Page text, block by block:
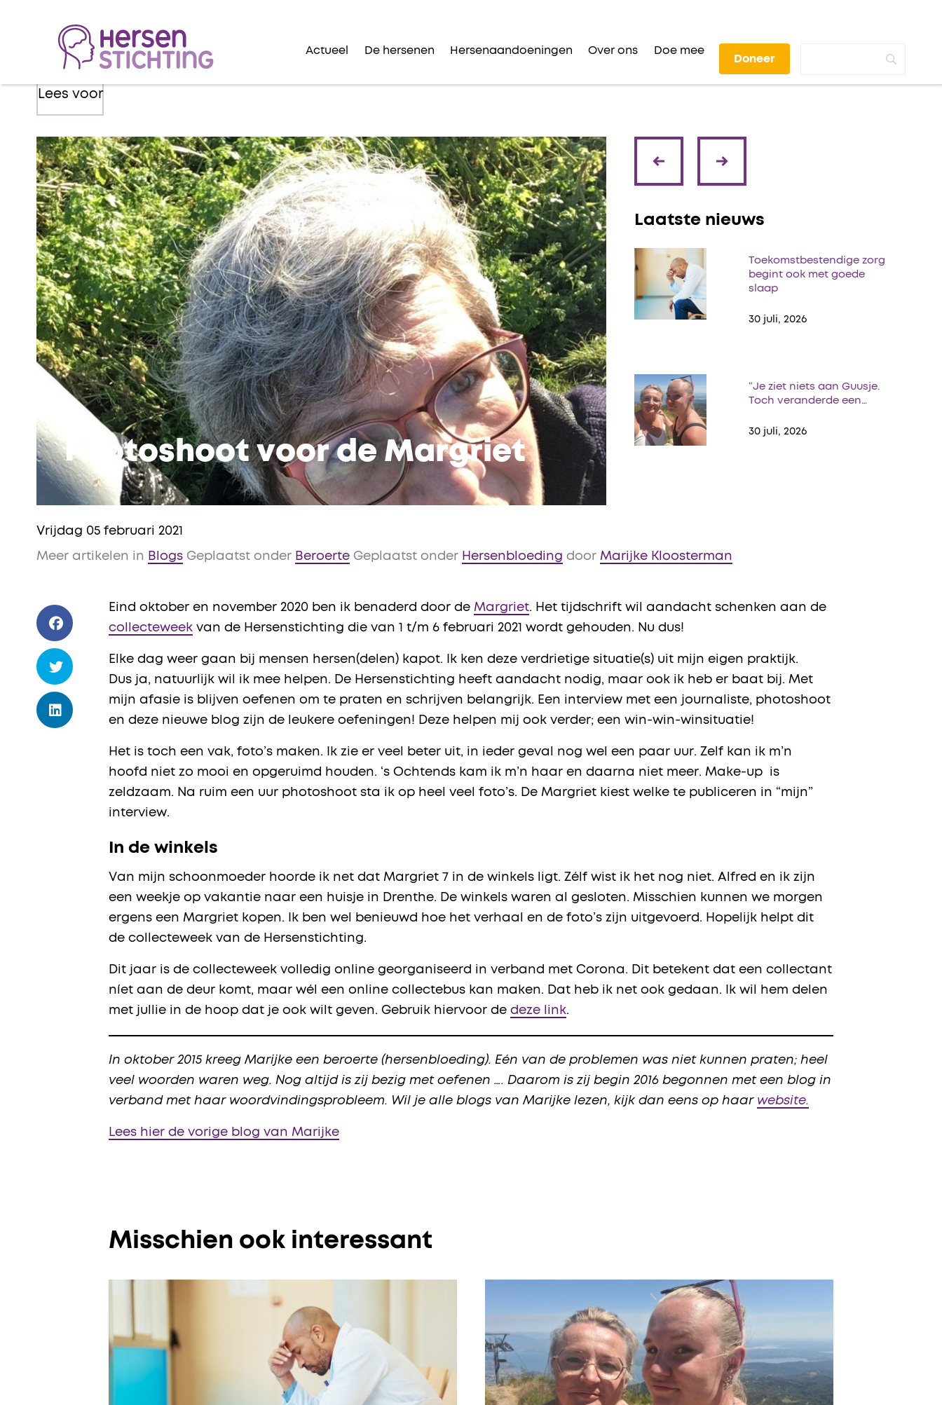
Actueel De hersenen Hersenaandoeningen Over ons Doe mee
Doneer
Lees voor
Photoshoot voor de Margriet
Laatste nieuws
Toekomstbestendige zorg
begint ook met goede
slaap
30 juli, 2026
“Je ziet niets aan Guusje.
Toch veranderde een…
30 juli, 2026
Vrijdag 05 februari 2021
Meer artikelen in Blogs Geplaatst onder Beroerte Geplaatst onder Hersenbloeding door Marijke Kloosterman
Eind oktober en november 2020 ben ik benaderd door deMargriet. Het tijdschrift wil aandacht schenken aan de
collecteweek van de Hersenstichting die van 1 t/m 6 februari 2021 wordt gehouden. Nu dus!
Elke dag weer gaan bij mensen hersen(delen) kapot. Ik ken deze verdrietige situatie(s) uit mijn eigen praktijk.
Dus ja, natuurlijk wil ik mee helpen. De Hersenstichting heeft aandacht nodig, maar ook ik heb er baat bij. Met
mijn afasie is blijven oefenen om te praten en schrijven belangrijk. Een interview met een journaliste, photoshoot
en deze nieuwe blog zijn de leukere oefeningen! Deze helpen mij ook verder; een win-win-winsituatie!
Het is toch een vak, foto’s maken. Ik zie er veel beter uit, in ieder geval nog wel een paar uur. Zelf kan ik m’n
hoofd niet zo mooi en opgeruimd houden. ‘s Ochtends kam ik m’n haar en daarna niet meer. Make-up is
zeldzaam. Na ruim een uur photoshoot sta ik op heel veel foto’s. De Margriet kiest welke te publiceren in “mijn”
interview.
In de winkels
Van mijn schoonmoeder hoorde ik net dat Margriet 7 in de winkels ligt. Zélf wist ik het nog niet. Alfred en ik zijn
een weekje op vakantie naar een huisje in Drenthe. De winkels waren al gesloten. Misschien kunnen we morgen
ergens een Margriet kopen. Ik ben wel benieuwd hoe het verhaal en de foto’s zijn uitgevoerd. Hopelijk helpt dit
de collecteweek van de Hersenstichting.
Dit jaar is de collecteweek volledig online georganiseerd in verband met Corona. Dit betekent dat een collectant
níet aan de deur komt, maar wél een online collectebus kan maken. Dat heb ik net ook gedaan. Ik wil hem delen
met jullie in de hoop dat je ook wilt geven. Gebruik hiervoor dedeze link.
In oktober 2015 kreeg Marijke een beroerte (hersenbloeding). Eén van de problemen was niet kunnen praten; heel
veel woorden waren weg. Nog altijd is zij bezig met oefenen …. Daarom is zij begin 2016 begonnen met een blog in
verband met haar woordvindingsprobleem. Wil je alle blogs van Marijke lezen, kijk dan eens op haar website.
Lees hier de vorige blog vanMarijke
Misschien ook interessant